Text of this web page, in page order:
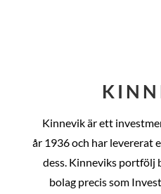
Kinnevik är ett
år 1936 och har levererat
dess. Kinneviks portfölj
bolag precis som